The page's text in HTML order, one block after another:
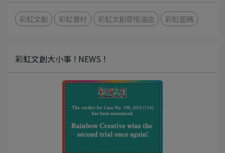
彩虹文創 彩虹眷村 彩虹文創草悟道店 彩虹密碼
彩虹文創大小事 ! NEWS !